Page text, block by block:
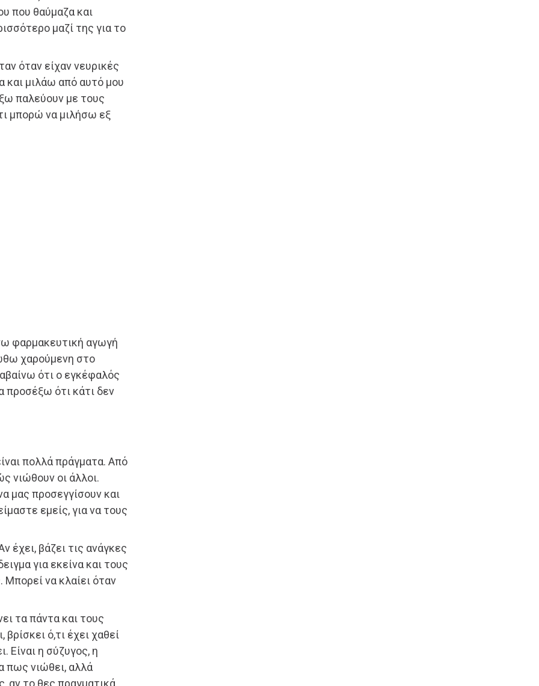
που θαύμαζα και
μαζί της για το
όταν είχαν νευρικές
και μιλάω από αυτό μου
παλεύουν με τους
μπορώ να μιλήσω εξ
φαρμακευτική αγωγή
χαρούμενη στο
ότι ο εγκέφαλός
προσέξω ότι κάτι δεν
πολλά πράγματα. Από
νιώθουν οι άλλοι.
μας προσεγγίσουν και
εμείς, για να τους
έχει, βάζει τις ανάγκες
για εκείνα και τους
να κλαίει όταν
τα πάντα και τους
ό,τι έχει χαθεί
Είναι η σύζυγος, η
πως νιώθει, αλλά
αν το θες πραγματικά,